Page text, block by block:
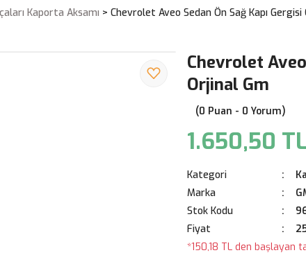
Kaporta Aksamı Chevrolet Aveo Sedan Ön Sağ Kapı Gergisi
Chevrolet
Orjinal Gm
(0 Puan - 0 Yorum)
1.650,50
Kategori
Marka
Stok Kodu
Fiyat
*150,18 TL den başlayan